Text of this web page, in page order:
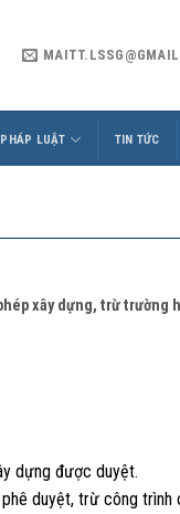
LUẬT TIN TỨC
xây dựng, trừ trường
dựng được duyệt.
duyệt, trừ công trình